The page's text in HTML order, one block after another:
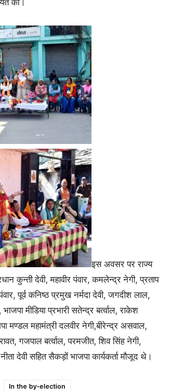
इस अवसर पर राज्य
कुन्ती देवी, महावीर पंवार, कमलेन्द्र नेगी, प्रताप
पूर्व कनिष्ठ प्रमुख नर्मदा देवी, जगदीश लाल,
मीडिया प्रभारी सतेन्द्र बर्त्वाल, राकेश
मण्डल महामंत्री दलवीर नेगी,बीरेन्द्र असवाल,
गजपाल बर्त्वाल, परमजीत, शिव सिंह नेगी,
देवी सहित सैकड़ों भाजपा कार्यकर्ता मौजूद थे।
In the by-election